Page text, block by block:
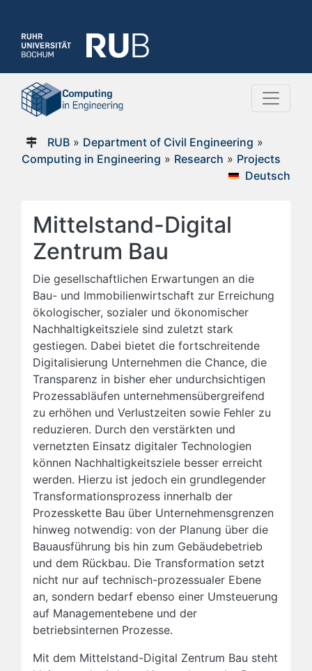
RUB» Department of Civil Engineering »
Computing in Engineering » Research » Projects
Deutsch
Mittelstand-Digital
Zentrum Bau
Die gesellschaftlichen Erwartungen an die
Bau- und Immobilienwirtschaft zur Erreichung
ökologischer, sozialer und ökonomischer
Nachhaltigkeitsziele sind zuletzt stark
gestiegen. Dabei bietet die fortschreitende
Digitalisierung Unternehmen die Chance, die
Transparenz in bisher eher undurchsichtigen
Prozessabläufen unternehmensübergreifend
zu erhöhen und Verlustzeiten sowie Fehler zu
reduzieren. Durch den verstärkten und
vernetzten Einsatz digitaler Technologien
können Nachhaltigkeitsziele besser erreicht
werden. Hierzu ist jedoch ein grundlegender
Transformationsprozess innerhalb der
Prozesskette Bau über Unternehmensgrenzen
hinweg notwendig: von der Planung über die
Bauausführung bis hin zum Gebäudebetrieb
und dem Rückbau. Die Transformation setzt
nicht nur auf technisch-prozessualer Ebene
an, sondern bedarf ebenso einer Umsteuerung
auf Managementebene und der
betriebsinternen Prozesse.
Mit dem Mittelstand-Digital Zentrum Bau steht